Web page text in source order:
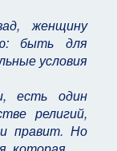
женщину
быть для
условия
есть один
религий,
правит. Но